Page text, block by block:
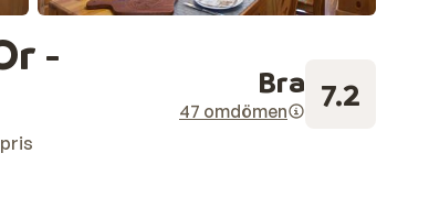
-
Bra
47 omdömen 7.2